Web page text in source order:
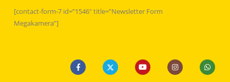
[contact-form-7 id=”1546″ title=”Newsletter Form
Megakamera”]